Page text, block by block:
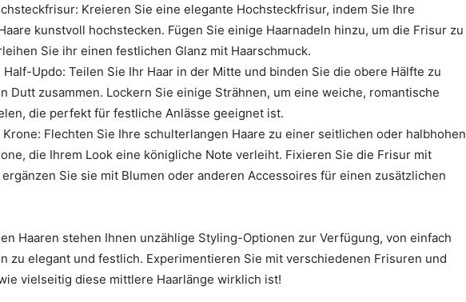
Kreieren Sie eine elegante Hochsteckfrisur, indem Sie Ihre
kunstvoll hochstecken. Fügen Sie einige Haarnadeln hinzu, um die Frisur zu
Sie ihr einen festlichen Glanz mit Haarschmuck.
Updo: Teilen Sie Ihr Haar in der Mitte und binden Sie die obere Hälfte zu
Dutt zusammen. Lockern Sie einige Strähnen, um eine weiche, romantische
die perfekt für festliche Anlässe geeignet ist.
Flechten Sie Ihre schulterlangen Haare zu einer seitlichen oder halbhohen
die Ihrem Look eine königliche Note verleiht. Fixieren Sie die Frisur mit
ergänzen Sie sie mit Blumen oder anderen Accessoires für einen zusätzlichen
Haaren stehen Ihnen unzählige Styling-Optionen zur Verfügung, von einfach
zu elegant und festlich. Experimentieren Sie mit verschiedenen Frisuren und
vielseitig diese mittlere Haarlänge wirklich ist!